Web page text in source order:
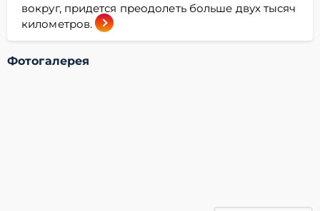
вокруг, придется преодолеть больше двух тысяч
километров.
Фотогалерея